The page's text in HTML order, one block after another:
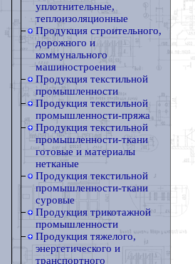
уплотнительные,
теплоизоляционные
Продукция строительного,
дорожного и
коммунального
машиностроения
Продукция текстильной
промышленности
Продукция текстильной
промышленности-пряжа
Продукция текстильной
промышленности-ткани
готовые и материалы
нетканые
Продукция текстильной
промышленности-ткани
суровые
Продукция трикотажной
промышленности
Продукция тяжелого,
энергетического и
транспортного